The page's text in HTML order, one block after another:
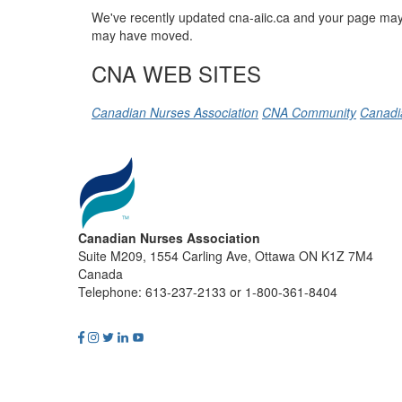
We've recently updated cna-aiic.ca and your page
may have moved.
CNA WEB SITES
Canadian Nurses Association CNA Community
Canadian Nurses Association
Suite M209, 1554 Carling Ave, Ottawa ON K1Z 7M4
Canada
Telephone: 613-237-2133 or 1-800-361-8404